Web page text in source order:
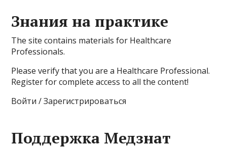
Знания на практике
The site contains materials for Healthcare
Professionals.
Please verify that you are a Healthcare Professional.
Register for complete access to all the content!
Войти / Зарегистрироваться
Поддержка Медзнат